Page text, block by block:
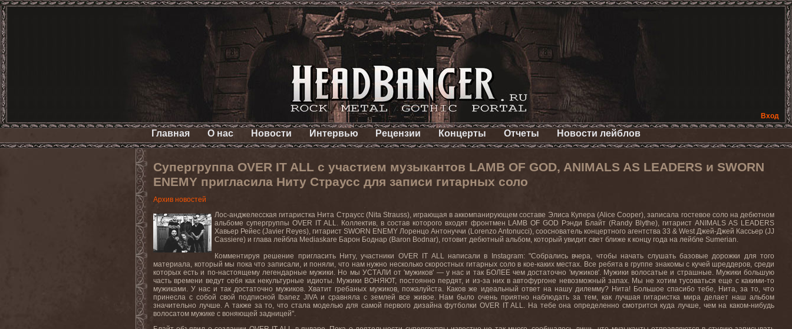
Вход
Главная О нас Новости Интервью Рецензии Концерты Отчеты Новости лейблов
Супергруппа OVER IT ALL с участием музыкантов LAMB OF GOD, ANIMALS AS LEADERS и SWORN
ENEMY пригласила Ниту Страусс для записи гитарных соло
Архив новостей
Лос-анджелесская гитаристка Нита Страусс (Nita Strauss), играющая в аккомпанирующем составе Элиса Купера (Alice Cooper), записала гостевое соло на дебютном
альбоме супергруппы OVER IT ALL. Коллектив, в состав которого входят фронтмен LAMB OF GOD Рэнди Блайт (Randy Blythe), гитарист ANIMALS AS LEADERS
Хавьер Рейес (Javier Reyes), гитарист SWORN ENEMY Лоренцо Антонуччи (Lorenzo Antonucci), сооснователь концертного агентства 33 & West Джей-Джей Кассьер (JJ
Cassiere) и глава лейбла Mediaskare Барон Боднар (Baron Bodnar), готовит дебютный альбом, который увидит свет ближе к концу года на лейбле Sumerian.
Комментируя решение пригласить Ниту, участники OVER IT ALL написали в Instagram: "Собрались вчера, чтобы начать слушать базовые дорожки для того
материала, который мы пока что записали, и поняли, что нам нужно несколько скоростных гитарных соло в кое-каких местах. Все ребята в группе знакомы с кучей шреддеров, среди
которых есть и по-настоящему легендарные мужики. Но мы УСТАЛИ от 'мужиков' — у нас и так БОЛЕЕ чем достаточно 'мужиков'. Мужики волосатые и страшные. Мужики большую
часть времени ведут себя как некультурные идиоты. Мужики ВОНЯЮТ, постоянно пердят, и из-за них в автофургоне невозможный запах. Мы не хотим тусоваться еще с какими-то
мужиками. У нас и так достаточно мужиков. Хватит гребаных мужиков, пожалуйста. Каков же идеальный ответ на нашу дилемму? Нита! Большое спасибо тебе, Нита, за то, что
принесла с собой свой подписной Ibanez JIVA и сравняла с землей все живое. Нам было очень приятно наблюдать за тем, как лучшая гитаристка мира делает наш альбом
значительно лучше. А также за то, что стала моделью для самой первого дизайна футболки OVER IT ALL. На тебе она определенно смотрится куда лучше, чем на каком-нибудь
волосатом мужике с воняющей задницей".